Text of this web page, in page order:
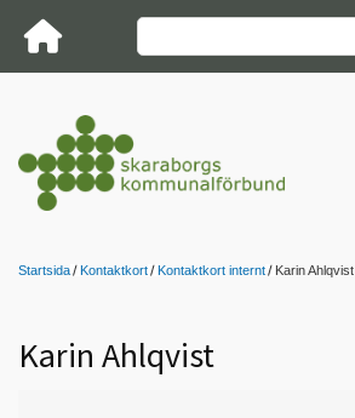
Startsida Kontaktkort Kontaktkort internt Karin Ahlqvist
Karin Ahlqvist